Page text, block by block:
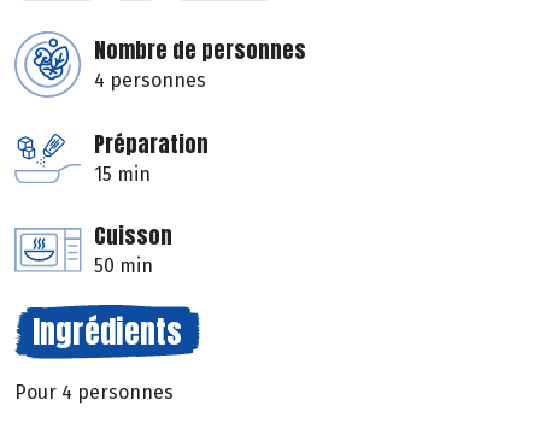
Nombre de personnes
4 personnes
Préparation
15 min
Cuisson
50 min
Ingrédients
Pour 4 personnes